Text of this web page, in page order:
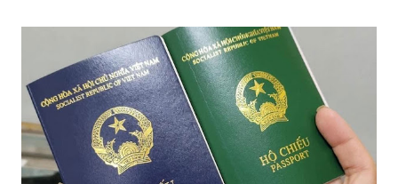
trạng kinh doanh mỹ phẩm thật - giả lẫn lộn. Để chấn chỉnh, Sở Y
tế TP HCM sẽ phối hợp với các sở, ngành và chính quyền địa
phương tăng cường kiểm tra, giám sát. Đợt này, Phòng Nghiệp
vụ Dược sẽ tham mưu Giám đốc Sở Y tế thành lập Tổ công tác
về mỹ phẩm. Cơ quan Cảnh sát điều tra Công an TP HCM vừa
triệt phá đường dây sản xuất, buôn bán mỹ phẩm giả quy mô